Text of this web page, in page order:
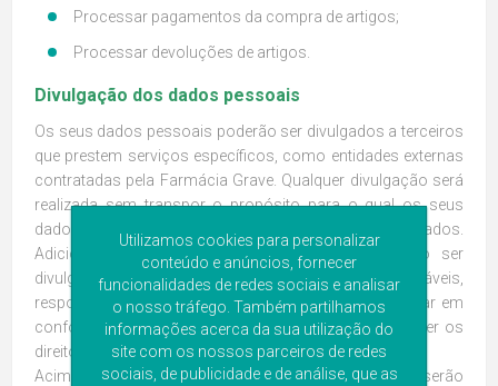
Processar pagamentos da compra de artigos;
Processar devoluções de artigos.
Divulgação dos dados pessoais
Os seus dados pessoais poderão ser divulgados a terceiros
que prestem serviços específicos, como entidades externas
contratadas pela Farmácia Grave. Qualquer divulgação será
realizada sem transpor o propósito para o qual os seus
dados pessoais foram recolhidos e tratados.
Adicionalmente, os seus dados pessoais poderão ser
divulgados a terceiros, para satisfazer leis aplicáveis,
responder a inquéritos judiciais e governamentais, estar em
conformidade com processos legais válidos e proteger os
direitos ou propriedade da Farmácia Grave.
Acima de tudo, os seus dados pessoais não serão
Utilizamos cookies para personalizar
conteúdo e anúncios, fornecer
funcionalidades de redes sociais e analisar
o nosso tráfego. Também partilhamos
informações acerca da sua utilização do
site com os nossos parceiros de redes
sociais, de publicidade e de análise, que as